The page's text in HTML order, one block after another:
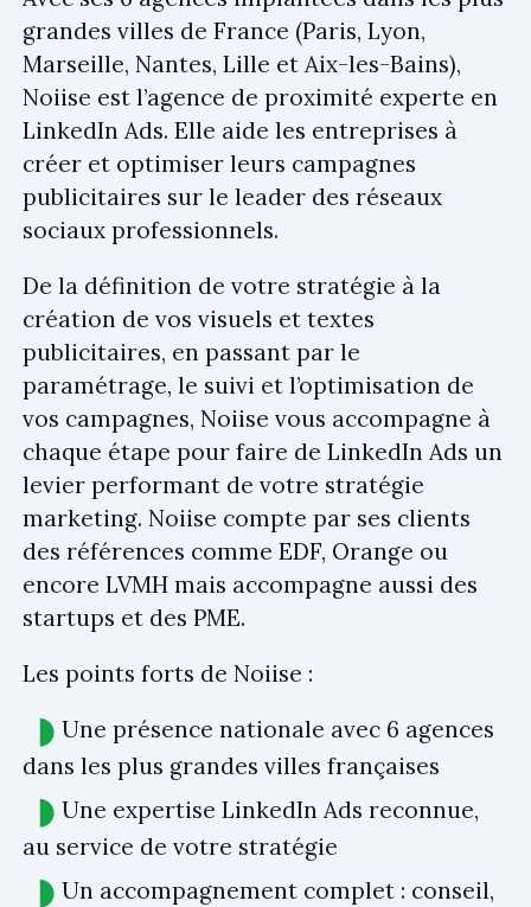
grandes villes de France (Paris, Lyon,
Marseille, Nantes, Lille et Aix-les-Bains),
Noiise est l’agence de proximité experte en
LinkedIn Ads. Elle aide les entreprises à
créer et optimiser leurs campagnes
publicitaires sur le leader des réseaux
sociaux professionnels.
De la définition de votre stratégie à la
création de vos visuels et textes
publicitaires, en passant par le
paramétrage, le suivi et l’optimisation de
vos campagnes, Noiise vous accompagne à
chaque étape pour faire de LinkedIn Ads un
levier performant de votre stratégie
marketing. Noiise compte par ses clients
des références comme EDF, Orange ou
encore LVMH mais accompagne aussi des
startups et des PME.
Les points forts de Noiise :
Une présence nationale avec 6 agences
dans les plus grandes villes françaises
Une expertise LinkedIn Ads reconnue,
au service de votre stratégie
Un accompagnement complet : conseil,